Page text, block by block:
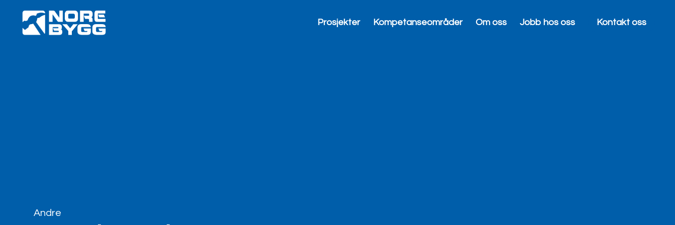
Prosjekter Kompetanseområder Om oss Jobb hos oss Kontakt oss
Andre